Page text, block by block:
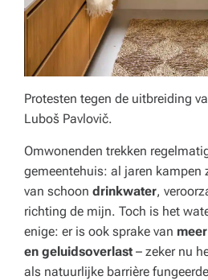
Protesten tegen de uitbreiding
Luboš Pavlovič.
Omwonenden trekken
gemeentehuis: al jaren kampen
van schoon drinkwater,
richting de mijn. Toch is het
enige: er is ook sprake van
en geluidsoverlast – zeker nu
als natuurlijke barrière